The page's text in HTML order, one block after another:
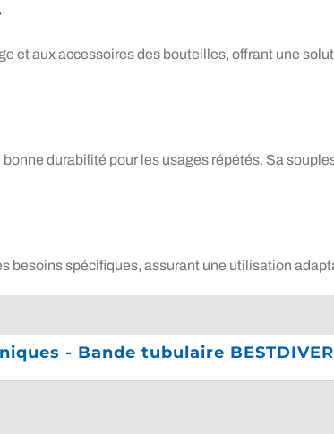
et aux accessoires des bouteilles, offrant une
durabilité pour les usages répétés. Sa
besoins spécifiques, assurant une utilisation
- Bande tubulaire